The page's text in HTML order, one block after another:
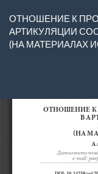
Подробностям
ОТНОШЕНИЕ К
АРТИКУЛЯЦИИ
(НА МАТЕРИАЛАХ